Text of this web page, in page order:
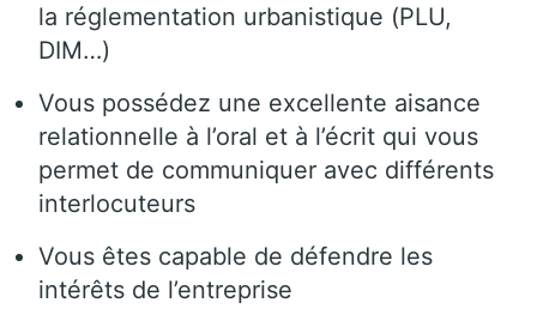
la réglementation urbanistique (PLU,
DIM…)
Vous possédez une excellente aisance
relationnelle à l’oral et à l’écrit qui vous
permet de communiquer avec différents
interlocuteurs
Vous êtes capable de défendre les
intérêts de l’entreprise